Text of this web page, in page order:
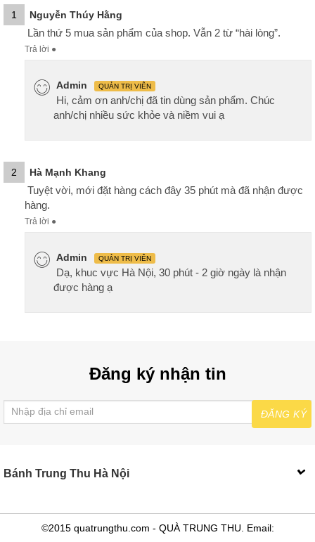
1 Nguyễn Thúy Hằng
Lần thứ 5 mua sản phẩm của shop. Vẫn 2 từ “hài lòng”.
Trả lời ●
Admin QUẢN TRỊ VIÊN
Hi, cảm ơn anh/chị đã tin dùng sản phẩm. Chúc
anh/chị nhiều sức khỏe và niềm vui ạ
2 Hà Mạnh Khang
Tuyệt vời, mới đặt hàng cách đây 35 phút mà đã nhận được
hàng.
Trả lời ●
Admin QUẢN TRỊ VIÊN
Dạ, khuc vực Hà Nội, 30 phút - 2 giờ ngày là nhận
được hàng ạ
Đăng ký nhận tin
ĐĂNG KÝ
Bánh Trung Thu Hà Nội
©2015 quatrungthu.com - QUÀ TRUNG THU. Email: